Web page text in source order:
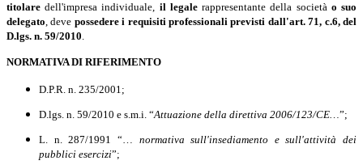
titolare dell'impresa individuale, il legalerappresentante della società o suo
delegato, deve possedere i requisiti professionali previsti dall'art. 71, c.6, del
D.lgs. n. 59/2010.
NORMATIVA DI RIFERIMENTO
D.P.R. n. 235/2001;
D.lgs. n. 59/2010 e s.m.i. “Attuazione della direttiva 2006/123/CE…”;
L. n. 287/1991 “… normativa sull'insediamento e sull'attività dei
pubblici esercizi”;